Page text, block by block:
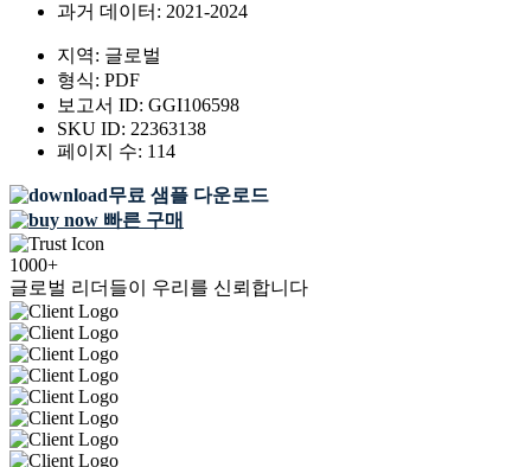
과거 데이터: 2021-2024
지역: 글로벌
형식: PDF
보고서 ID: GGI106598
SKU ID: 22363138
페이지 수: 114
무료 샘플 다운로드
빠른 구매
1000+
글로벌 리더들이 우리를 신뢰합니다